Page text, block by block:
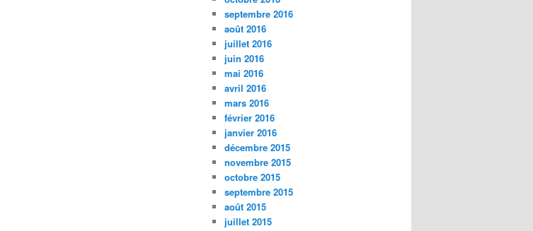
septembre 2016
août 2016
juillet 2016
juin 2016
mai 2016
avril 2016
mars 2016
février 2016
janvier 2016
décembre 2015
novembre 2015
octobre 2015
septembre 2015
août 2015
juillet 2015